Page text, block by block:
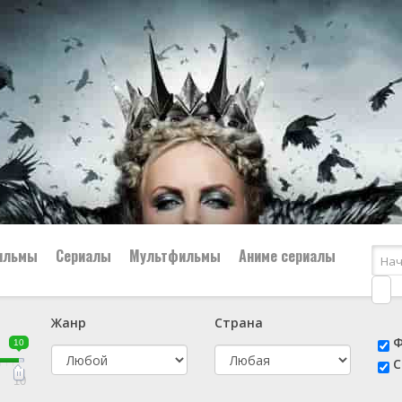
👨‍✈️ Военный
🕵️‍♂️ Детектив
Сериалы Мультфильмы Аниме сериалы
10
10
Жанр
Страна